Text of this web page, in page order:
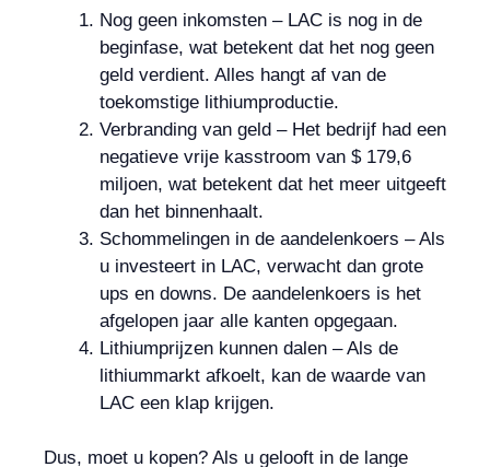
Nog geen inkomsten – LAC is nog in de
beginfase, wat betekent dat het nog geen
geld verdient. Alles hangt af van de
toekomstige lithiumproductie.
Verbranding van geld – Het bedrijf had een
negatieve vrije kasstroom van $ 179,6
miljoen, wat betekent dat het meer uitgeeft
dan het binnenhaalt.
Schommelingen in de aandelenkoers – Als
u investeert in LAC, verwacht dan grote
ups en downs. De aandelenkoers is het
afgelopen jaar alle kanten opgegaan.
Lithiumprijzen kunnen dalen – Als de
lithiummarkt afkoelt, kan de waarde van
LAC een klap krijgen.
Dus, moet u kopen? Als u gelooft in de lange